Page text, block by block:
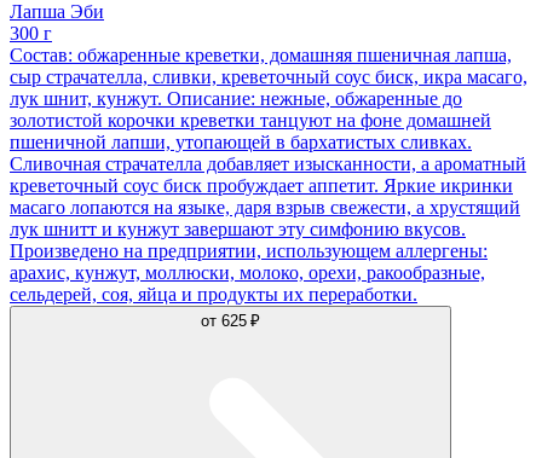
Лапша Эби
300 г
Состав: обжаренные креветки, домашняя пшеничная лапша,
сыр страчателла, сливки, креветочный соус биск, икра масаго,
лук шнит, кунжут. Описание: нежные, обжаренные до
золотистой корочки креветки танцуют на фоне домашней
пшеничной лапши, утопающей в бархатистых сливках.
Сливочная страчателла добавляет изысканности, а ароматный
креветочный соус биск пробуждает аппетит. Яркие икринки
масаго лопаются на языке, даря взрыв свежести, а хрустящий
лук шнитт и кунжут завершают эту симфонию вкусов.
Произведено на предприятии, использующем аллергены:
арахис, кунжут, моллюски, молоко, орехи, ракообразные,
сельдерей, соя, яйца и продукты их переработки.
от 625 ₽